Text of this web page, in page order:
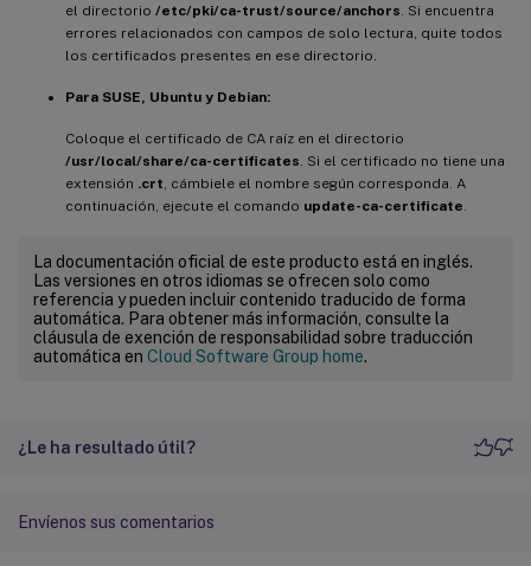
el directorio /etc/pki/ca-trust/source/anchors . Si encuentra
errores relacionados con campos de solo lectura, quite todos
los certificados presentes en ese directorio.
Para SUSE, Ubuntu y Debian:
Coloque el certificado de CA raíz en el directorio
/usr/local/share/ca-certificates . Si el certificado no tiene una
extensión .crt , cámbiele el nombre según corresponda. A
continuación, ejecute el comando update-ca-certificate
La documentación oficial de este producto está en inglés.
Las versiones en otros idiomas se ofrecen solo como
referencia y pueden incluir contenido traducido de forma
automática. Para obtener más información, consulte la
cláusula de exención de responsabilidad sobre traducción
automática en Cloud Software Group home.
¿Le ha resultado útil?
Envíenos sus comentarios